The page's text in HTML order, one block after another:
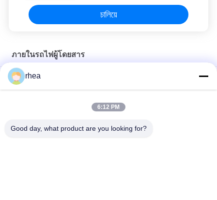
চালিয়ে
ภายในรถไฟผู้โดยสาร
ส่งออกคอนโซลคนขับ
rhea
6:12 PM
Good day, what product are you looking for?